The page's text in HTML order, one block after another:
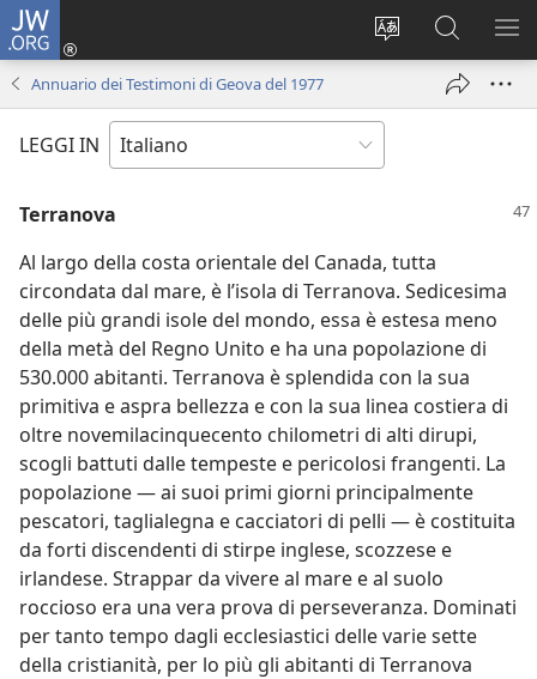
JW.ORG
Modificare
Accedi
(apre
finestra)
Cerca
in
JW.ORG
Annuario dei Testimoni di Geova del 1977
LEGGI IN
Terranova
Al largo della costa orientale del Canada, tutta
circondata dal mare, è l’isola di Terranova. Sedicesima
delle più grandi isole del mondo, essa è estesa meno
della metà del Regno Unito e ha una popolazione di
530.000 abitanti. Terranova è splendida con la sua
primitiva e aspra bellezza e con la sua linea costiera di
oltre novemilacinquecento chilometri di alti dirupi,
scogli battuti dalle tempeste e pericolosi frangenti. La
popolazione — ai suoi primi giorni principalmente
pescatori, taglialegna e cacciatori di pelli — è costituita
da forti discendenti di stirpe inglese, scozzese e
irlandese. Strappar da vivere al mare e al suolo
roccioso era una vera prova di perseveranza. Dominati
per tanto tempo dagli ecclesiastici delle varie sette
della cristianità, per lo più gli abitanti di Terranova